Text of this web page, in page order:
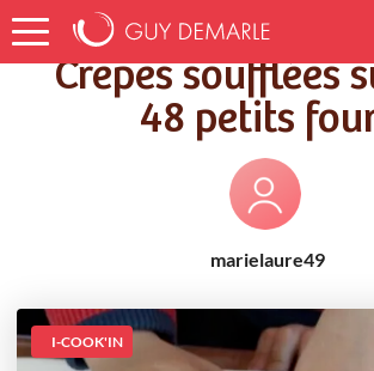
Accueil Recettes Crêpes soufflées
Crêpes soufflées
48 petits
marielaure49
I-COOK'IN